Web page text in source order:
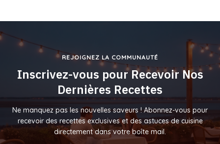
REJOIGNEZ LA COMMUNAUTÉ
Inscrivez-vous pour Recevoir Nos
Dernières Recettes
Ne manquez pas les nouvelles saveurs ! Abonnez-vous pour
recevoir des recettes exclusives et des astuces de cuisine
directement dans votre boîte mail.